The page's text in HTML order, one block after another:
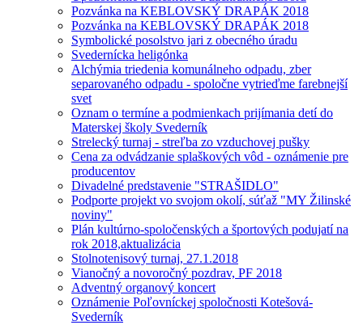
Pozvánka na KEBLOVSKÝ DRAPÁK 2018
Pozvánka na KEBLOVSKÝ DRAPÁK 2018
Symbolické posolstvo jari z obecného úradu
Svedernícka heligónka
Alchýmia triedenia komunálneho odpadu, zber
separovaného odpadu - spoločne vytrieďme farebnejší
svet
Oznam o termíne a podmienkach prijímania detí do
Materskej školy Svederník
Strelecký turnaj - streľba zo vzduchovej pušky
Cena za odvádzanie splaškových vôd - oznámenie pre
producentov
Divadelné predstavenie "STRAŠIDLO"
Podporte projekt vo svojom okolí, súťaž "MY Žilinské
noviny"
Plán kultúrno-spoločenských a športových podujatí na
rok 2018,aktualizácia
Stolnotenisový turnaj, 27.1.2018
Vianočný a novoročný pozdrav, PF 2018
Adventný organový koncert
Oznámenie Poľovníckej spoločnosti Kotešová-
Svederník